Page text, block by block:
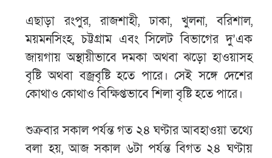
এছাড়া রংপুর, রাজশাহী, ঢাকা, খুলনা, বরিশাল,
ময়মনসিংহ, চট্টগ্রাম এবং সিলেট বিভাগের দু’এক
জায়গায় অস্থায়ীভাবে দমকা অথবা ঝড়ো হাওয়াসহ
বৃষ্টি অথবা বজ্রবৃষ্টি হতে পারে। সেই সঙ্গে দেশের
কোথাও কোথাও বিক্ষিপ্তভাবে শিলা বৃষ্টি হতে পারে।
শুক্রবার সকাল পর্যন্ত গত ২৪ ঘণ্টার আবহাওয়া তথ্যে
বলা হয়, আজ সকাল ৬টা পর্যন্ত বিগত ২৪ ঘণ্টায়